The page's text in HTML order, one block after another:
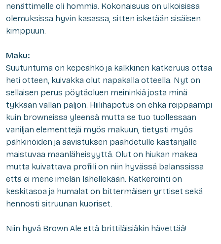
nenättimelle oli hommia. Kokonaisuus on ulkoisissa
olemuksissa hyvin kasassa, sitten isketään sisäisen
kimppuun.
Maku:
Suutuntuma on kepeähkö ja kalkkinen katkeruus ottaa
heti otteen, kuivakka olut napakalla otteella. Nyt on
sellaisen perus pöytäoluen meininkiä josta minä
tykkään vallan paljon. Hiilihapotus on ehkä reippaampi
kuin browneissa yleensä mutta se tuo tuollessaan
vaniljan elementtejä myös makuun, tietysti myös
pähkinöiden ja aavistuksen paahdetulle kastanjalle
maistuvaa maanläheisyyttä. Olut on hiukan makea
mutta kuivattava profiili on niin hyvässä balanssissa
että ei mene imelän lähellekään. Katkerointi on
keskitasoa ja humalat on bittermäisen yrttiset sekä
hennosti sitruunan kuoriset.
Niin hyvä Brown Ale että brittiläisiäkin hävettää!